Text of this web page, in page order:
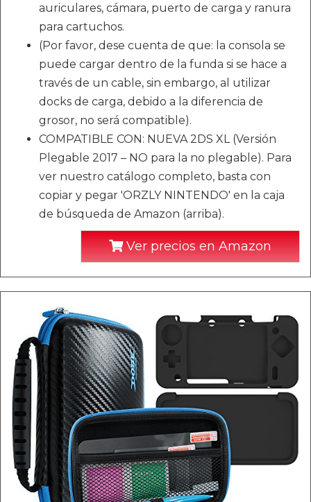
auriculares, cámara, puerto de carga y ranura
para cartuchos.
(Por favor, dese cuenta de que: la consola se
puede cargar dentro de la funda si se hace a
través de un cable, sin embargo, al utilizar
docks de carga, debido a la diferencia de
grosor, no será compatible).
COMPATIBLE CON: NUEVA 2DS XL (Versión
Plegable 2017 – NO para la no plegable). Para
ver nuestro catálogo completo, basta con
copiar y pegar 'ORZLY NINTENDO' en la caja
de búsqueda de Amazon (arriba).
Ver precios en Amazon